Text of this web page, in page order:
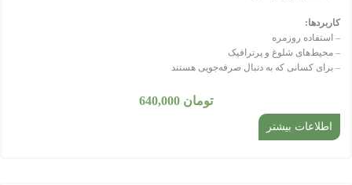
کاربردها:
– استفاده روزمره
– محیط‌های شلوغ و پرترافیک
– برای کسانی که به دنبال صرفه‌جویی هستند
اطلاعات بیشتر
تومان